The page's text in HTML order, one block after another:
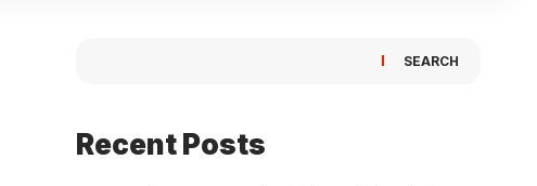
SEARCH
Recent Posts